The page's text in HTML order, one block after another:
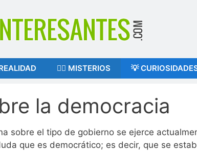
🕵️‍♂️ MISTERIOS 💡
la democracia
sobre el tipo de gobierno se ejerce
que es democrático; es decir, que se